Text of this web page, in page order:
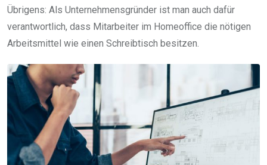
Übrigens: Als Unternehmensgründer ist man auch dafür
verantwortlich, dass Mitarbeiter im Homeoffice die nötigen
Arbeitsmittel wie einen Schreibtisch besitzen.